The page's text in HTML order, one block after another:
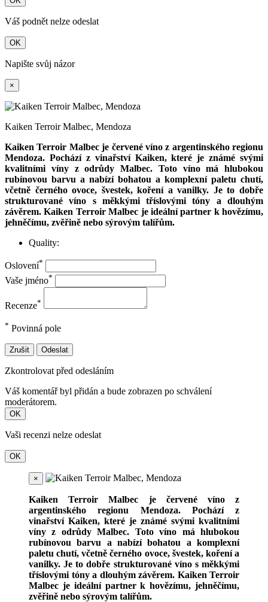
Váš podnět nelze odeslat
OK
Napište svůj názor
×
Kaiken Terroir Malbec, Mendoza
Kaiken Terroir Malbec je červené víno z argentinského regionu
Mendoza. Pochází z vinařství Kaiken, které je známé svými
kvalitními víny z odrůdy Malbec. Toto víno má hlubokou
rubínovou barvu a nabízí bohatou a komplexní paletu chutí,
včetně černého ovoce, švestek, koření a vanilky. Je to dobře
strukturované víno s měkkými tříslovými tóny a dlouhým
závěrem. Kaiken Terroir Malbec je ideální partner k hovězímu,
jehněčímu, zvěřině nebo sýrovým talířům.
Quality:
Oslovení*
Vaše jméno*
Recenze*
* Povinná pole
Zrušit Odeslat
Zkontrolovat před odesláním
Váš komentář byl přidán a bude zobrazen po schválení
moderátorem.
OK
Vaši recenzi nelze odeslat
OK
×
Kaiken Terroir Malbec je červené víno z
argentinského regionu Mendoza. Pochází z
vinařství Kaiken, které je známé svými kvalitními
víny z odrůdy Malbec. Toto víno má hlubokou
rubínovou barvu a nabízí bohatou a komplexní
paletu chutí, včetně černého ovoce, švestek, koření a
vanilky. Je to dobře strukturované víno s měkkými
tříslovými tóny a dlouhým závěrem. Kaiken Terroir
Malbec je ideální partner k hovězímu, jehněčímu,
zvěřině nebo sýrovým talířům.